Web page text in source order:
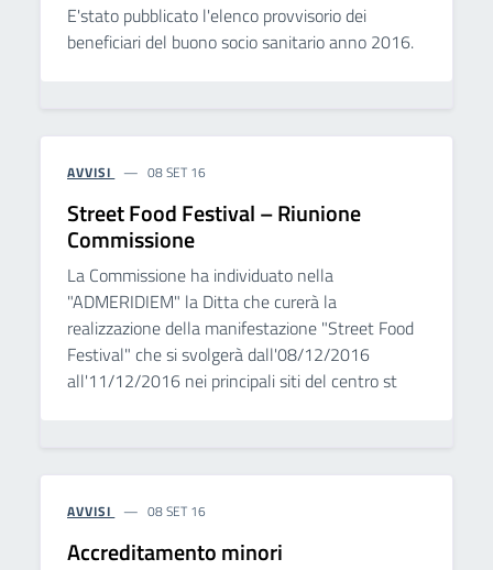
E'stato pubblicato l'elenco provvisorio dei
beneficiari del buono socio sanitario anno 2016.
AVVISI 08 SET 16
Street Food Festival – Riunione
Commissione
La Commissione ha individuato nella
"ADMERIDIEM" la Ditta che curerà la
realizzazione della manifestazione "Street Food
Festival" che si svolgerà dall'08/12/2016
all'11/12/2016 nei principali siti del centro st
AVVISI 08 SET 16
Accreditamento minori